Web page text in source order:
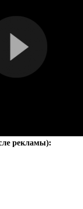
рекламы):